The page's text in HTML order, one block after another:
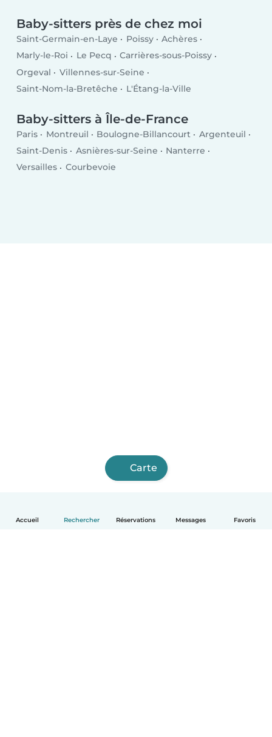
Accueil Rechercher Réservations Messages Favoris
Baby-sitters près de chez moi
Saint-Germain-en-Laye Poissy
Achères
Marly-le-Roi
Le Pecq
Carrières-sous-Poissy
Orgeval
Villennes-sur-Seine
Saint-Nom-la-Bretêche
L'Étang-la-Ville
Baby-sitters à Île-de-France
Paris Montreuil Boulogne-Billancourt
Argenteuil
Saint-Denis
Asnières-sur-Seine
Nanterre
Versailles
Courbevoie
Carte